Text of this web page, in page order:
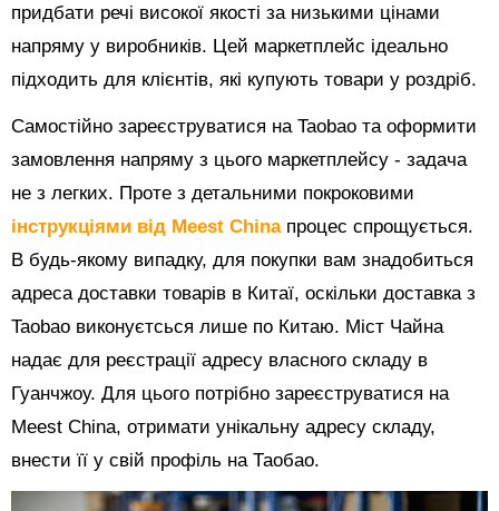
придбати речі високої якості за низькими цінами
напряму у виробників. Цей маркетплейс ідеально
підходить для клієнтів, які купують товари у роздріб.
Самостійно зареєструватися на Taobao та оформити
замовлення напряму з цього маркетплейсу - задача
не з легких. Проте з детальними покроковими
інструкціями від Meest China процес спрощується.
В будь-якому випадку, для покупки вам знадобиться
адреса доставки товарів в Китаї, оскільки доставка з
Taobao виконуєтсься лише по Китаю. Міст Чайна
надає для реєстрації адресу власного складу в
Гуанчжоу. Для цього потрібно зареєструватися на
Meest China, отримати унікальну адресу складу,
внести її у свій профіль на Таобао.